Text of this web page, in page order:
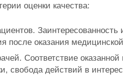
оценки качества:
после оказания
Соответствие
свобода действий в